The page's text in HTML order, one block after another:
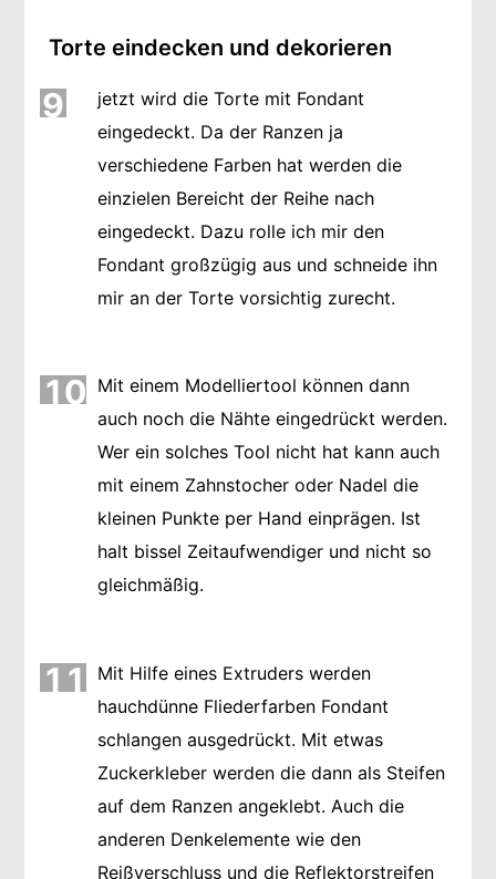
Torte eindecken und dekorieren
9
jetzt wird die Torte mit Fondant
eingedeckt. Da der Ranzen ja
verschiedene Farben hat werden die
einzielen Bereicht der Reihe nach
eingedeckt. Dazu rolle ich mir den
Fondant großzügig aus und schneide ihn
mir an der Torte vorsichtig zurecht.
10 Mit einem Modelliertool können dann
auch noch die Nähte eingedrückt werden.
Wer ein solches Tool nicht hat kann auch
mit einem Zahnstocher oder Nadel die
kleinen Punkte per Hand einprägen. Ist
halt bissel Zeitaufwendiger und nicht so
gleichmäßig.
11
Mit Hilfe eines Extruders werden
hauchdünne Fliederfarben Fondant
schlangen ausgedrückt. Mit etwas
Zuckerkleber werden die dann als Steifen
auf dem Ranzen angeklebt. Auch die
anderen Denkelemente wie den
Reißverschluss und die Reflektorstreifen